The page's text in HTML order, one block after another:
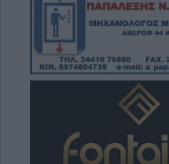
Μετώπη: Χωρίς τις αισθήσεις
ανασύρθηκε από την
8 Αυγούστου 2026, 17:14
Σε αναζήτηση λύσης για το
πρόβλημα των ανεπιτήρητων
κοινότητες του Δήμου Παλαμά
Ακυρώθηκε απόφαση του
Θεσσαλίας Δημ. Κουρέτα για
σκι στη λίμνη Σμοκόβου